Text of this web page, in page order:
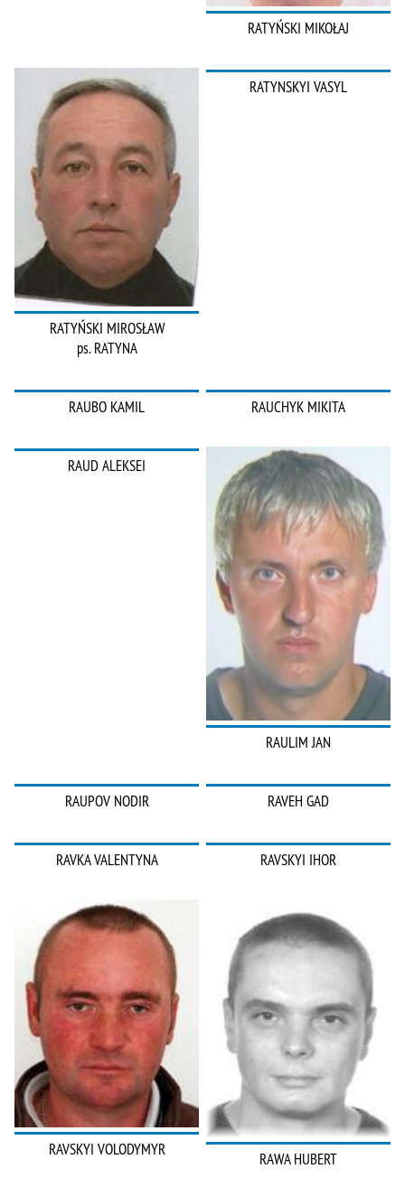
RATYŃSKI MIKOŁAJ
RATYŃSKI MIROSŁAW
ps. RATYNA
RATYNSKYI VASYL
RAUBO KAMIL RAUCHYK MIKITA
RAUD ALEKSEI
RAULIM JAN
RAUPOV NODIR RAVEH GAD
RAVKA VALENTYNA RAVSKYI IHOR
RAVSKYI VOLODYMYR RAWA HUBERT